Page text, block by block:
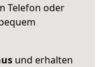
Telefon oder
und erhalten